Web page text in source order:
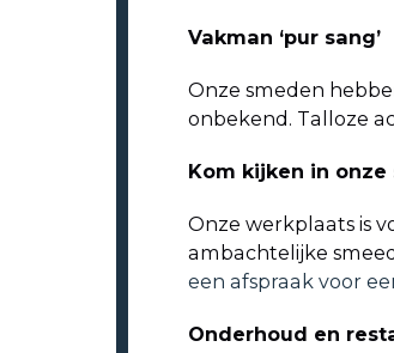
Vakman ‘pur sang’
Onze smeden
onbekend. Talloze
Kom kijken in onze
Onze werkplaats is
ambachtelijke
een afspraak voor
Onderhoud en